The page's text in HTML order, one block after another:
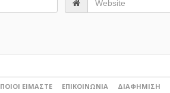
ΠΟΙΟΙ ΕΊΜΑΣΤΕ ΕΠΙΚΟΙΝΩΝΊΑ ΔΙΑΦΉΜΙΣΗ